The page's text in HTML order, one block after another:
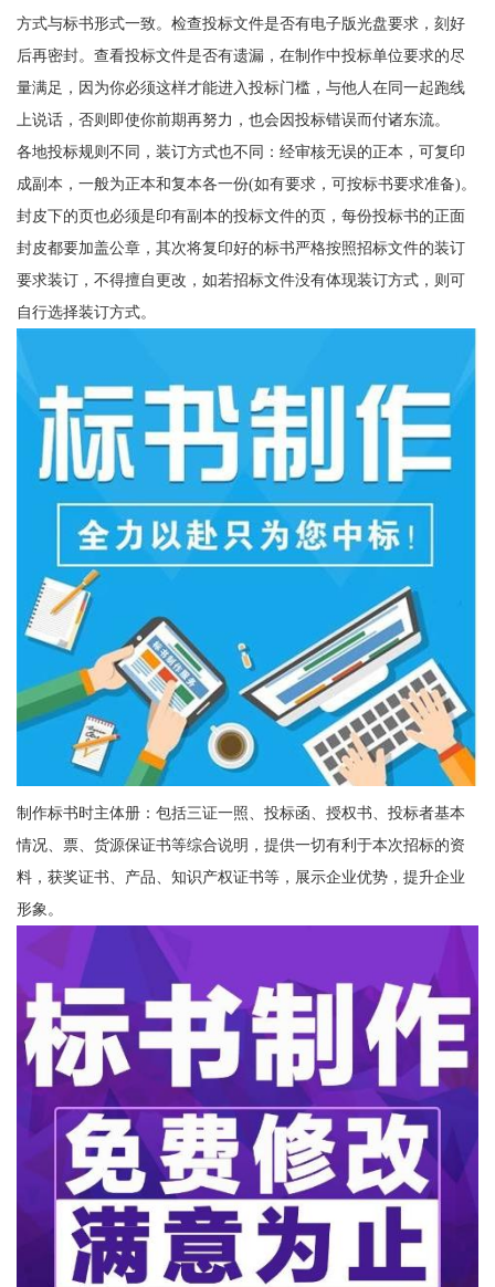
方式与标书形式一致。检查投标文件是否有电子版光盘要求，刻好
后再密封。查看投标文件是否有遗漏，在制作中投标单位要求的尽
量满足，因为你必须这样才能进入投标门槛，与他人在同一起跑线
上说话，否则即使你前期再努力，也会因投标错误而付诸东流。
各地投标规则不同，装订方式也不同：经审核无误的正本，可复印
成副本，一般为正本和复本各一份(如有要求，可按标书要求准备)。
封皮下的页也必须是印有副本的投标文件的页，每份投标书的正面
封皮都要加盖公章，其次将复印好的标书严格按照招标文件的装订
要求装订，不得擅自更改，如若招标文件没有体现装订方式，则可
自行选择装订方式。
制作标书时主体册：包括三证一照、投标函、授权书、投标者基本
情况、票、货源保证书等综合说明，提供一切有利于本次招标的资
料，获奖证书、产品、知识产权证书等，展示企业优势，提升企业
形象。